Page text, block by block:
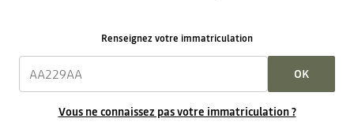
Renseignez votre immatriculation
OK
Vous ne connaissez pas votre immatriculation ?